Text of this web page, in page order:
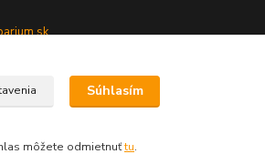
Súhlasím
môžete odmietnuťtu.